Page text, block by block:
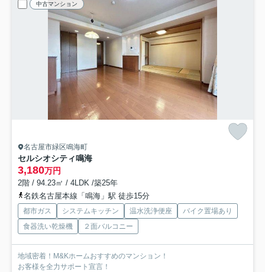
中古マンション
名古屋市緑区鳴海町
セルシオシティ鳴海
3,180万円
2階 / 94.23㎡ / 4LDK /築25年
名鉄名古屋本線「鳴海」駅 徒歩15分
都市ガス システムキッチン 温水洗浄便座
バイク置場あり
食器洗い乾燥機
２面バルコニー
地域密着！M&Kホームおすすめのマンション！
お客様を全力サポート宣言！